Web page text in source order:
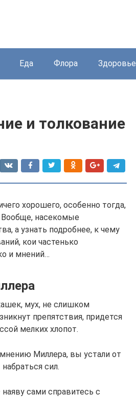
Еда Флора Здоровье
и толкование
хорошего, особенно тогда,
Вообще, насекомые
а узнать подробнее, к чему
кои частенько
и мнений…
мух, не слишком
препятствия, придется
мелких хлопот.
Миллера, вы устали от
сил.
сами справитесь с